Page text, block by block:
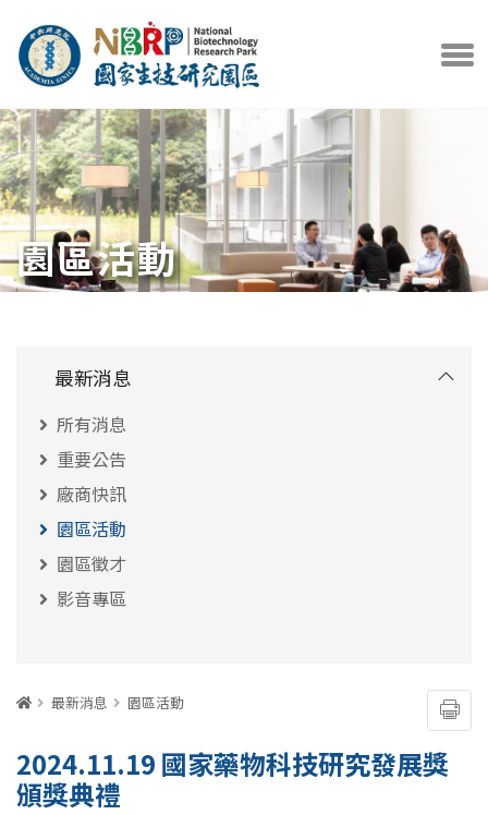
中央研究院官方網站 打開選
園區活動
最新消息
所有消息
重要公告
廠商快訊
園區活動
園區徵才
影音專區
首頁 最新消息 園區活動 友善
2024.11.19 國家藥物科技研究發展獎
頒獎典禮